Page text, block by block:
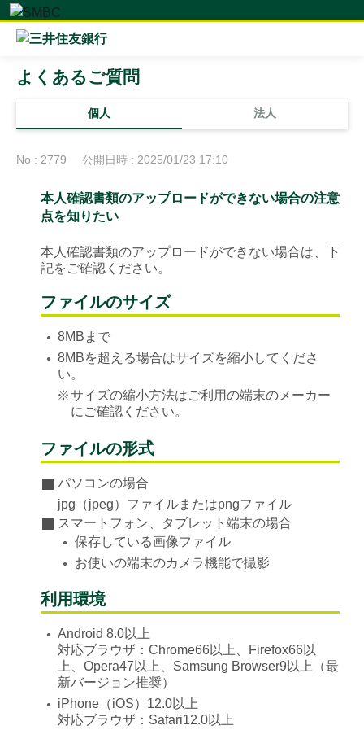
個人 法人
よくあるご質問
No : 2779 公開日時 : 2025/01/23 17:10
本人確認書類のアップロードができない場合の注意
点を知りたい
本人確認書類のアップロードができない場合は、下
記をご確認ください。
ファイルのサイズ
● 8MBまで
●
8MBを超える場合はサイズを縮小してくださ
い。
※サイズの縮小方法はご利用の端末のメーカー
にご確認ください。
ファイルの形式
パソコンの場合
jpg（jpeg）ファイルまたはpngファイル
スマートフォン、タブレット端末の場合
● 保存している画像ファイル
● お使いの端末のカメラ機能で撮影
利用環境
●
Android 8.0以上
対応ブラウザ：Chrome66以上、Firefox66以
上、Opera47以上、Samsung Browser9以上（最
新バージョン推奨）
●
iPhone（iOS）12.0以上
対応ブラウザ：Safari12.0以上